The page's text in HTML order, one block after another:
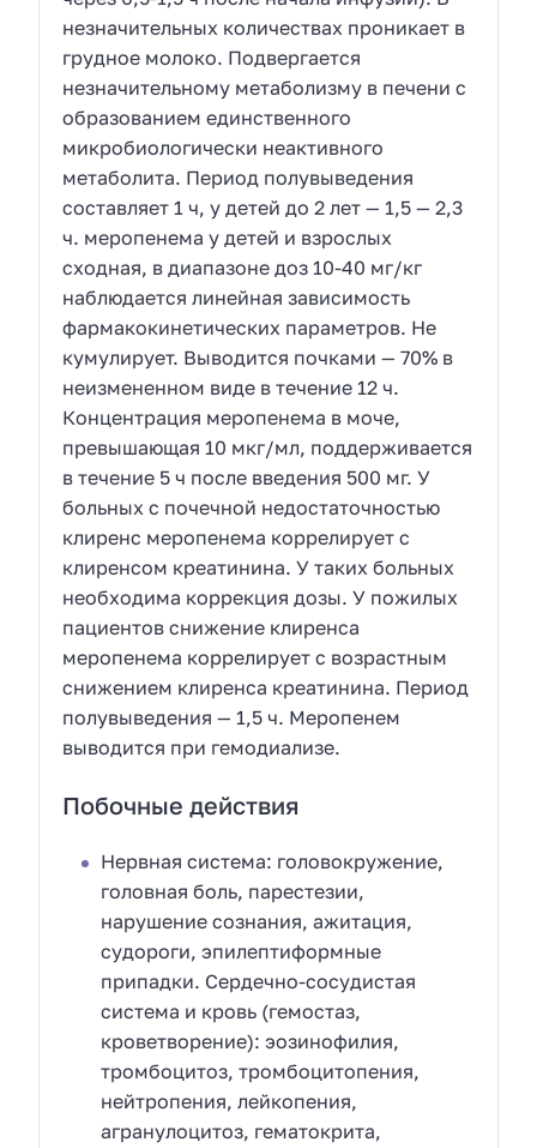
незначительных количествах проникает в
грудное молоко. Подвергается
незначительному метаболизму в печени с
образованием единственного
микробиологически неактивного
метаболита. Период полувыведения
составляет 1 ч, у детей до 2 лет — 1,5 — 2,3
ч. меропенема у детей и взрослых
сходная, в диапазоне доз 10-40 мг/кг
наблюдается линейная зависимость
фармакокинетических параметров. Не
кумулирует. Выводится почками — 70% в
неизмененном виде в течение 12 ч.
Концентрация меропенема в моче,
превышающая 10 мкг/мл, поддерживается
в течение 5 ч после введения 500 мг. У
больных с почечной недостаточностью
клиренс меропенема коррелирует с
клиренсом креатинина. У таких больных
необходима коррекция дозы. У пожилых
пациентов снижение клиренса
меропенема коррелирует с возрастным
снижением клиренса креатинина. Период
полувыведения — 1,5 ч. Меропенем
выводится при гемодиализе.
Побочные действия
Нервная система: головокружение,
головная боль, парестезии,
нарушение сознания, ажитация,
судороги, эпилептиформные
припадки. Сердечно-сосудистая
система и кровь (гемостаз,
кроветворение): эозинофилия,
тромбоцитоз, тромбоцитопения,
нейтропения, лейкопения,
агранулоцитоз, гематокрита,